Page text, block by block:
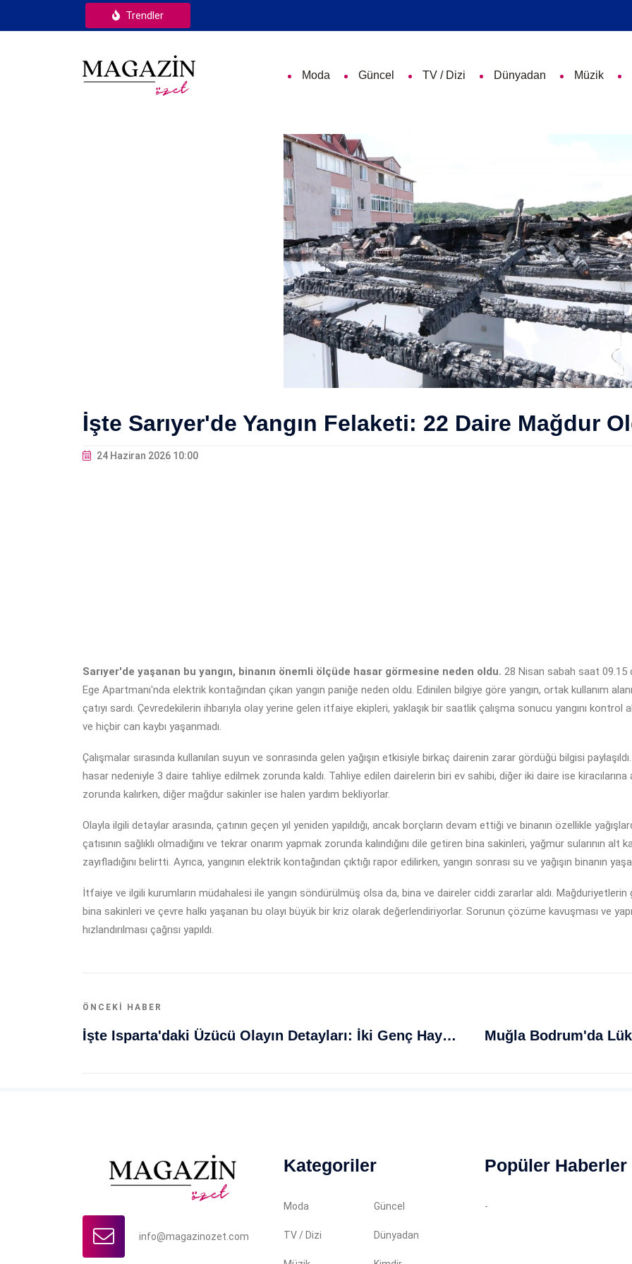
Trendler
Moda Güncel TV / Dizi Dünyadan Müzik
İşte Sarıyer'de Yangın Felaketi: 22 Daire Mağdur
24 Haziran 2026 10:00
Sarıyer'de yaşanan bu yangın, binanın önemli ölçüde hasar görmesine neden oldu. 28 Nisan sabah saat 09.15
Ege Apartmanı'nda elektrik kontağından çıkan yangın paniğe neden oldu. Edinilen bilgiye göre yangın, ortak kullanım
çatıyı sardı. Çevredekilerin ihbarıyla olay yerine gelen itfaiye ekipleri, yaklaşık bir saatlik çalışma sonucu yangını kontrol
ve hiçbir can kaybı yaşanmadı.
Çalışmalar sırasında kullanılan suyun ve sonrasında gelen yağışın etkisiyle birkaç dairenin zarar gördüğü bilgisi
hasar nedeniyle 3 daire tahliye edilmek zorunda kaldı. Tahliye edilen dairelerin biri ev sahibi, diğer iki daire ise
zorunda kalırken, diğer mağdur sakinler ise halen yardım bekliyorlar.
Olayla ilgili detaylar arasında, çatının geçen yıl yeniden yapıldığı, ancak borçların devam ettiği ve binanın özellikle
çatısının sağlıklı olmadığını ve tekrar onarım yapmak zorunda kalındığını dile getiren bina sakinleri, yağmur sularının alt
zayıfladığını belirtti. Ayrıca, yangının elektrik kontağından çıktığı rapor edilirken, yangın sonrası su ve yağışın binanın
İtfaiye ve ilgili kurumların müdahalesi ile yangın söndürülmüş olsa da, bina ve daireler ciddi zararlar aldı.
bina sakinleri ve çevre halkı yaşanan bu olayı büyük bir kriz olarak değerlendiriyorlar. Sorunun çözüme kavuşması ve
hızlandırılması çağrısı yapıldı.
ÖNCEKI HABER
İşte Isparta'daki Üzücü Olayın Detayları: İki Genç Hayatını Kaybetti
info@magazinozet.com
Kategoriler
Moda Güncel
TV / Dizi Dünyadan
Popüler Haberler
-